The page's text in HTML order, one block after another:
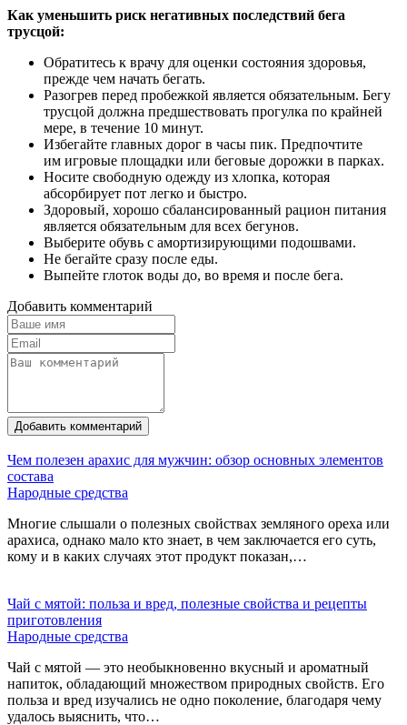
Как уменьшить риск негативных последствий бега
трусцой:
Обратитесь к врачу для оценки состояния здоровья,
прежде чем начать бегать.
Разогрев перед пробежкой является обязательным. Бегу
трусцой должна предшествовать прогулка по крайней
мере, в течение 10 минут.
Избегайте главных дорог в часы пик. Предпочтите
им игровые площадки или беговые дорожки в парках.
Носите свободную одежду из хлопка, которая
абсорбирует пот легко и быстро.
Здоровый, хорошо сбалансированный рацион питания
является обязательным для всех бегунов.
Выберите обувь с амортизирующими подошвами.
Не бегайте сразу после еды.
Выпейте глоток воды до, во время и после бега.
Добавить комментарий
Добавить комментарий
Чем полезен арахис для мужчин: обзор основных элементов
состава
Народные средства
Многие слышали о полезных свойствах земляного ореха или
арахиса, однако мало кто знает, в чем заключается его суть,
кому и в каких случаях этот продукт показан,…
Чай с мятой: польза и вред, полезные свойства и рецепты
приготовления
Народные средства
Чай с мятой — это необыкновенно вкусный и ароматный
напиток, обладающий множеством природных свойств. Его
польза и вред изучались не одно поколение, благодаря чему
удалось выяснить, что…